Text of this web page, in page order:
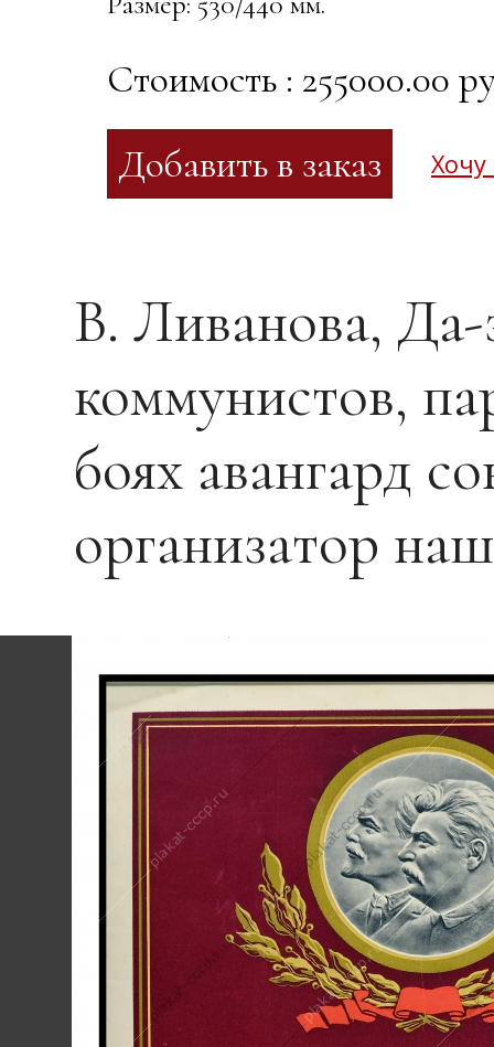
Стоимость : 255000.00
Хочу
В. Ливанова, Да-
коммунистов,
боях авангард
организатор